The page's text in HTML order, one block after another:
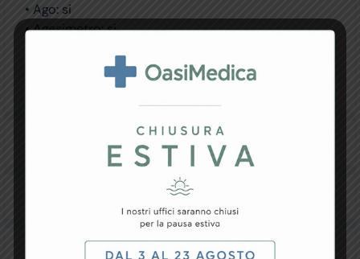
• Ago: si
• Agesimetro: si
• Lunghezza: 20 cm
Scatola multilingue: GB, FR, IT, ES, PT, DE, GR, Arabo.
Specifiche Tecniche
Downloads